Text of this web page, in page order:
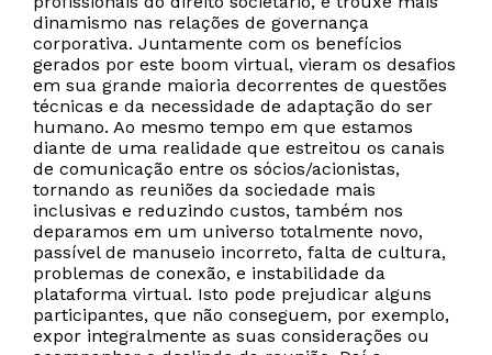
dinamismo nas relações de governança
corporativa. Juntamente com os benefícios
gerados por este boom virtual, vieram os desafios
em sua grande maioria decorrentes de questões
técnicas e da necessidade de adaptação do ser
humano. Ao mesmo tempo em que estamos
diante de uma realidade que estreitou os canais
de comunicação entre os sócios/acionistas,
tornando as reuniões da sociedade mais
inclusivas e reduzindo custos, também nos
deparamos em um universo totalmente novo,
passível de manuseio incorreto, falta de cultura,
problemas de conexão, e instabilidade da
plataforma virtual. Isto pode prejudicar alguns
participantes, que não conseguem, por exemplo,
expor integralmente as suas considerações ou